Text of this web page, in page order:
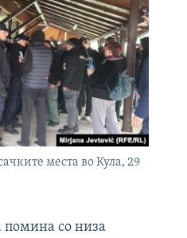
места во Кула, 29
помина со низа